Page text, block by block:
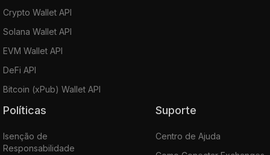
Crypto Wallet API
Solana Wallet API
EVM Wallet API
DeFi API
Bitcoin (xPub) Wallet API
Políticas
Isenção de
Responsabilidade
Suporte
Centro de Ajuda